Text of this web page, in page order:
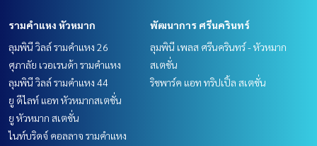
รามคำแหง หัวหมาก
ลุมพินี วิลล์ รามคำแหง 26
ศุภาลัย เวอเรนด้า รามคำแหง
ลุมพินี วิลล์ รามคำแหง 44
ยู ดีไลท์ แอท หัวหมากสเตชั่น
ยู หัวหมาก สเตชั่น
ไนท์บริดจ์ คอลลาจ รามคำแหง
พัฒนาการ ศรีนครินทร์
ลุมพินี เพลส ศรีนครินทร์ - หัวหมาก
สเตชั่น
ริชพาร์ค แอท ทริปเปิ้ล สเตชั่น